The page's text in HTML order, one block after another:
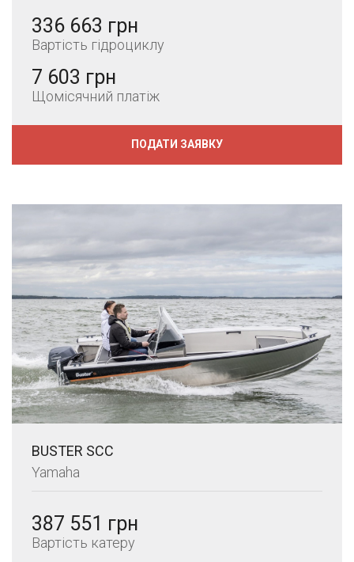
336 663 грн
Вартість гідроциклу
7 603 грн
Щомісячний платіж
ПОДАТИ ЗАЯВКУ
BUSTER SCC
Yamaha
387 551 грн
Вартість катеру